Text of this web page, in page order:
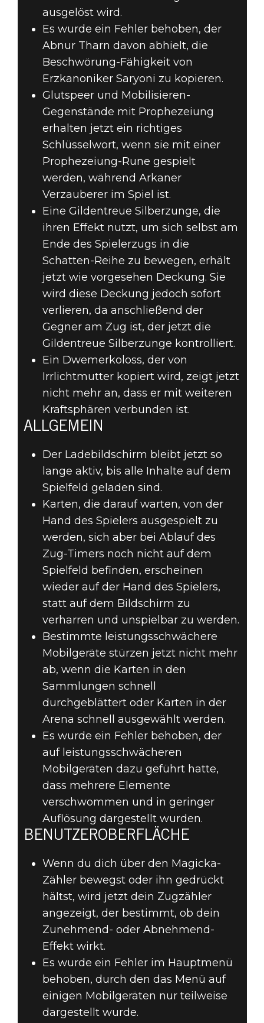
ausgelöst wird.
Es wurde ein Fehler behoben, der
Abnur Tharn davon abhielt, die
Beschwörung-Fähigkeit von
Erzkanoniker Saryoni zu kopieren.
Glutspeer und Mobilisieren-
Gegenstände mit Prophezeiung
erhalten jetzt ein richtiges
Schlüsselwort, wenn sie mit einer
Prophezeiung-Rune gespielt
werden, während Arkaner
Verzauberer im Spiel ist.
Eine Gildentreue Silberzunge, die
ihren Effekt nutzt, um sich selbst am
Ende des Spielerzugs in die
Schatten-Reihe zu bewegen, erhält
jetzt wie vorgesehen Deckung. Sie
wird diese Deckung jedoch sofort
verlieren, da anschließend der
Gegner am Zug ist, der jetzt die
Gildentreue Silberzunge kontrolliert.
Ein Dwemerkoloss, der von
Irrlichtmutter kopiert wird, zeigt jetzt
nicht mehr an, dass er mit weiteren
Kraftsphären verbunden ist.
ALLGEMEIN
Der Ladebildschirm bleibt jetzt so
lange aktiv, bis alle Inhalte auf dem
Spielfeld geladen sind.
Karten, die darauf warten, von der
Hand des Spielers ausgespielt zu
werden, sich aber bei Ablauf des
Zug-Timers noch nicht auf dem
Spielfeld befinden, erscheinen
wieder auf der Hand des Spielers,
statt auf dem Bildschirm zu
verharren und unspielbar zu werden.
Bestimmte leistungsschwächere
Mobilgeräte stürzen jetzt nicht mehr
ab, wenn die Karten in den
Sammlungen schnell
durchgeblättert oder Karten in der
Arena schnell ausgewählt werden.
Es wurde ein Fehler behoben, der
auf leistungsschwächeren
Mobilgeräten dazu geführt hatte,
dass mehrere Elemente
verschwommen und in geringer
Auflösung dargestellt wurden.
BENUTZEROBERFLÄCHE
Wenn du dich über den Magicka-
Zähler bewegst oder ihn gedrückt
hältst, wird jetzt dein Zugzähler
angezeigt, der bestimmt, ob dein
Zunehmend- oder Abnehmend-
Effekt wirkt.
Es wurde ein Fehler im Hauptmenü
behoben, durch den das Menü auf
einigen Mobilgeräten nur teilweise
dargestellt wurde.